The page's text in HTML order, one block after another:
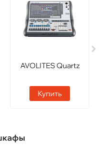
AVOLITES Quartz
Купить